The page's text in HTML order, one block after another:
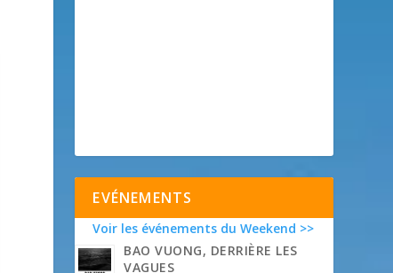
EVÉNEMENTS
Voir les événements du Weekend >>
BAO VUONG, DERRIÈRE LES
VAGUES